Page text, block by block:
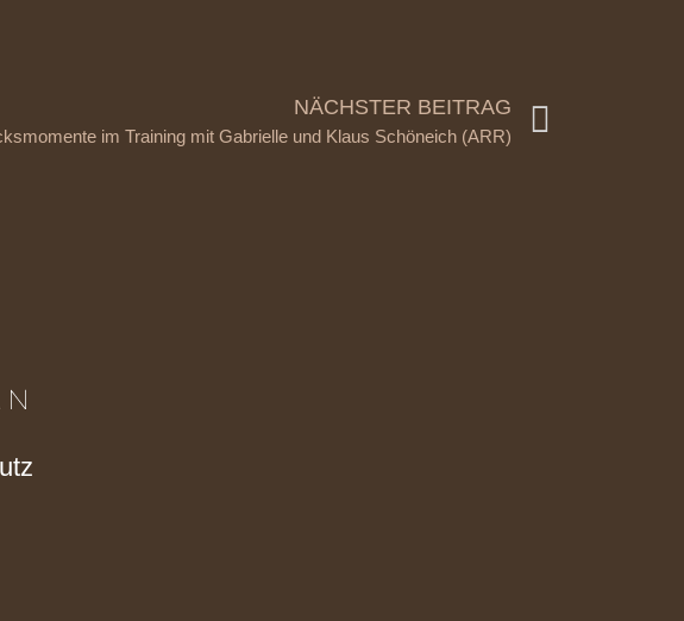
NÄCHSTER BEITRAG
im Training mit Gabrielle und Klaus Schöneich (ARR)